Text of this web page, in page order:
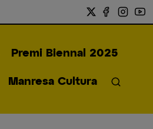
Premi Biennal 2025
Manresa Cultura